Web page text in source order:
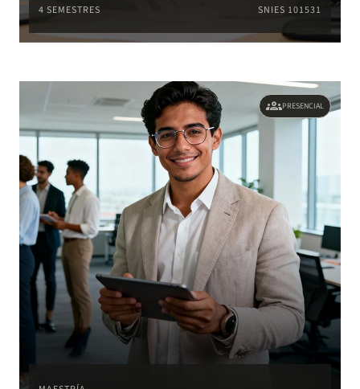
4 SEMESTRES SNIES 101531
groupsPRESENCIAL